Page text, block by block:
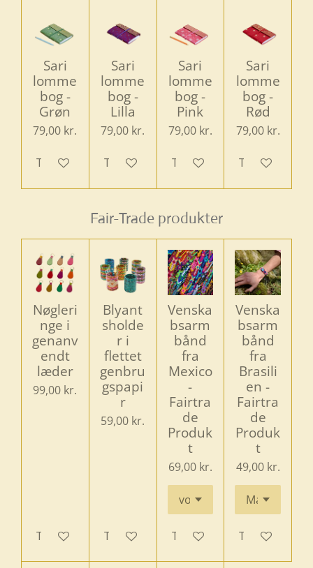
Sari
lomme
bog -
Grøn
79,00 kr.
Tilføj til kurv
Sari
lomme
bog -
Lilla
79,00 kr.
Tilføj til kurv
Sari
lomme
bog -
Pink
79,00 kr.
Tilføj til kurv
Sari
lomme
bog -
Rød
79,00 kr.
Tilføj til kurv
Fair-Trade produkter
Nøgleri
nge i
genanv
endt
læder
99,00 kr.
Tilføj til kurv
Blyant
sholde
r i
flettet
genbru
gspapi
r
59,00 kr.
Tilføj til kurv
Venska
bsarm
bånd
fra
Mexico
-
Fairtra
de
Produk
t
69,00 kr.
Tilføj til kurv
Venska
bsarm
bånd
fra
Brasili
en -
Fairtra
de
Produk
t
49,00 kr.
Tilføj til kurv